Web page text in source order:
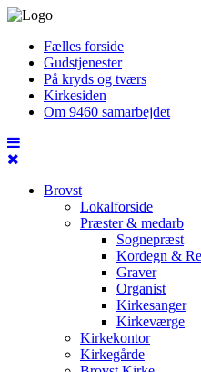
Fælles forside
Gudstjenester
På kryds og tværs
Kirkesiden
Om 9460 samarbejdet
Brovst
Lokalforside
Præster & medarb
Sognepræst
Kordegn &
Graver
Organist
Kirkesanger
Kirkeværge
Kirkekontor
Kirkegårde